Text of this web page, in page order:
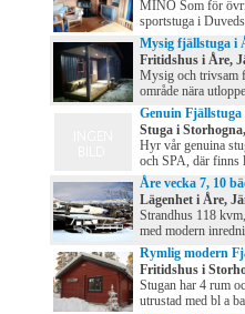
MINO Som för
sportstuga i
Mysig fjällstuga i
Fritidshus i Åre,
Mysig och trivsam
område nära
Genuin Fjällstuga
Stuga i
Hyr vår genuina
och SPA, där finns
Åre vecka 7, 10
Lägenhet i Åre,
Strandhus 118
med modern
Rymlig modern
Fritidshus i
Stugan har 4 rum
utrustad med bl a